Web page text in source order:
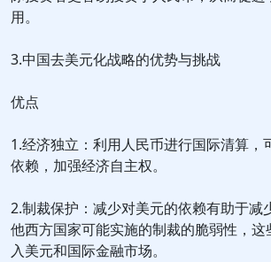
用。
3.中国去美元化战略的优势与挑战
优点
1.经济独立：利用人民币进行国际清算，
依赖，加强经济自主权。
2.制裁保护：减少对美元的依赖有助于减
他西方国家可能实施的制裁的脆弱性，
入美元和国际金融市场。